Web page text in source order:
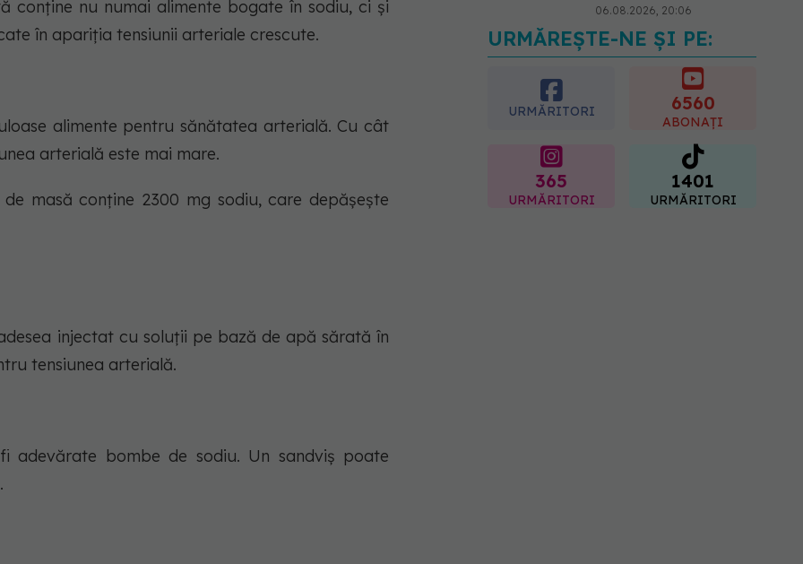
conține nu numai alimente bogate în sodiu, ci și
în apariția tensiunii arteriale crescute.
alimente pentru sănătatea arterială. Cu cât
arterială este mai mare.
masă conține 2300 mg sodiu, care depășește
injectat cu soluții pe bază de apă sărată în
tensiunea arterială.
adevărate bombe de sodiu. Un sandviș poate
06.08.2026, 20:06
Ce se întâmplă cu
colesterolul când
consumăm lactate
07.08.2026, 09:12
URMĂREȘTE-NE ȘI PE:
URMĂRITORI 6560
ABONAȚI
365
URMĂRITORI
1401
URMĂRITORI